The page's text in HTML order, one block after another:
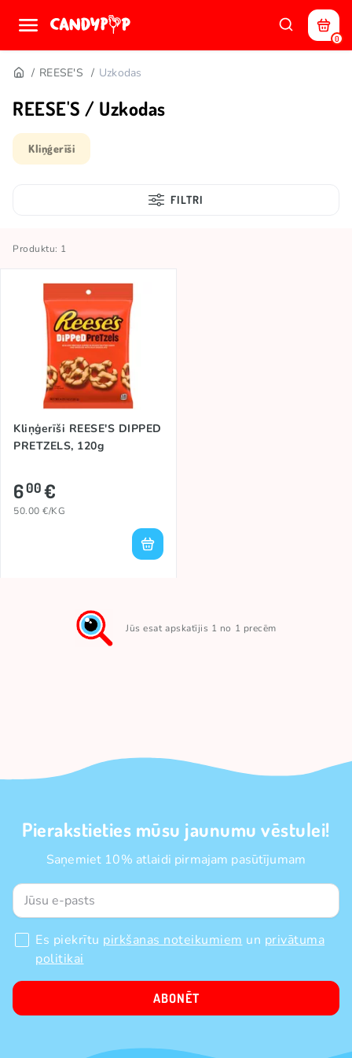
0
REESE'S Uzkodas
REESE'S / Uzkodas
Kliņģerīši
FILTRI
Produktu: 1
Kliņģerīši REESE'S DIPPED
PRETZELS, 120g
600€
50.00 €/KG
Jūs esat apskatījis 1 no 1 precēm
Pierakstieties mūsu jaunumu vēstulei!
Saņemiet 10% atlaidi pirmajam pasūtījumam
Es piekrītu pirkšanas noteikumiem un privātuma
politikai
ABONĒT